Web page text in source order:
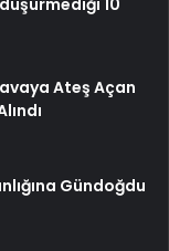
10
Ateş Açan
Gündoğdu